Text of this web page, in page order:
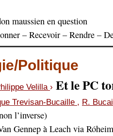
maussien en question
– Recevoir – Rendre –
Politique
Velilla › Et le PC
Trevisan-Bucaille , R.
l’inverse)
Gennep à Leach via